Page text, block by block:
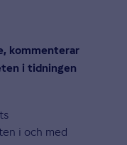
kommenterar
i tidningen
i och med